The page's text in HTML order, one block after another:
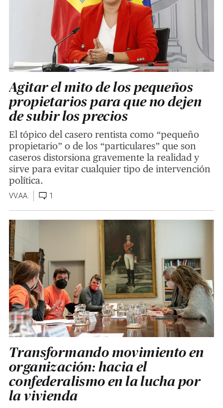
Agitar el mito de los pequeños
propietarios para que no dejen
de subir los precios
El tópico del casero rentista como “pequeño
propietario” o de los “particulares” que son
caseros distorsiona gravemente la realidad y
sirve para evitar cualquier tipo de intervención
política.
VV.AA. 1
Transformando movimiento en
organización: hacia el
confederalismo en la lucha por
la vivienda